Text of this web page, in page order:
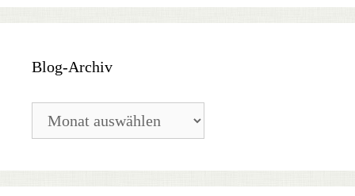
Blog-Archiv
Archiv